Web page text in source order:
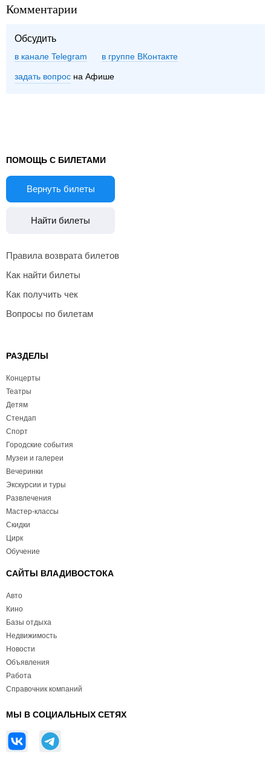
Комментарии
Обсудить
в канале Telegram группе ВКонтакте
задать вопрос на Афише
ПОМОЩЬ С БИЛЕТАМИ
Вернуть билеты
Найти билеты
Правила возврата билетов
Как найти билеты
Как получить чек
Вопросы по билетам
РАЗДЕЛЫ
Концерты
Театры
Детям
Стендап
Спорт
Городские события
Музеи и галереи
Вечеринки
Экскурсии и туры
Развлечения
Мастер-классы
Скидки
Цирк
Обучение
САЙТЫ ВЛАДИВОСТОКА
Авто
Кино
Базы отдыха
Недвижимость
Новости
Объявления
Работа
Справочник компаний
МЫ В СОЦИАЛЬНЫХ СЕТЯХ